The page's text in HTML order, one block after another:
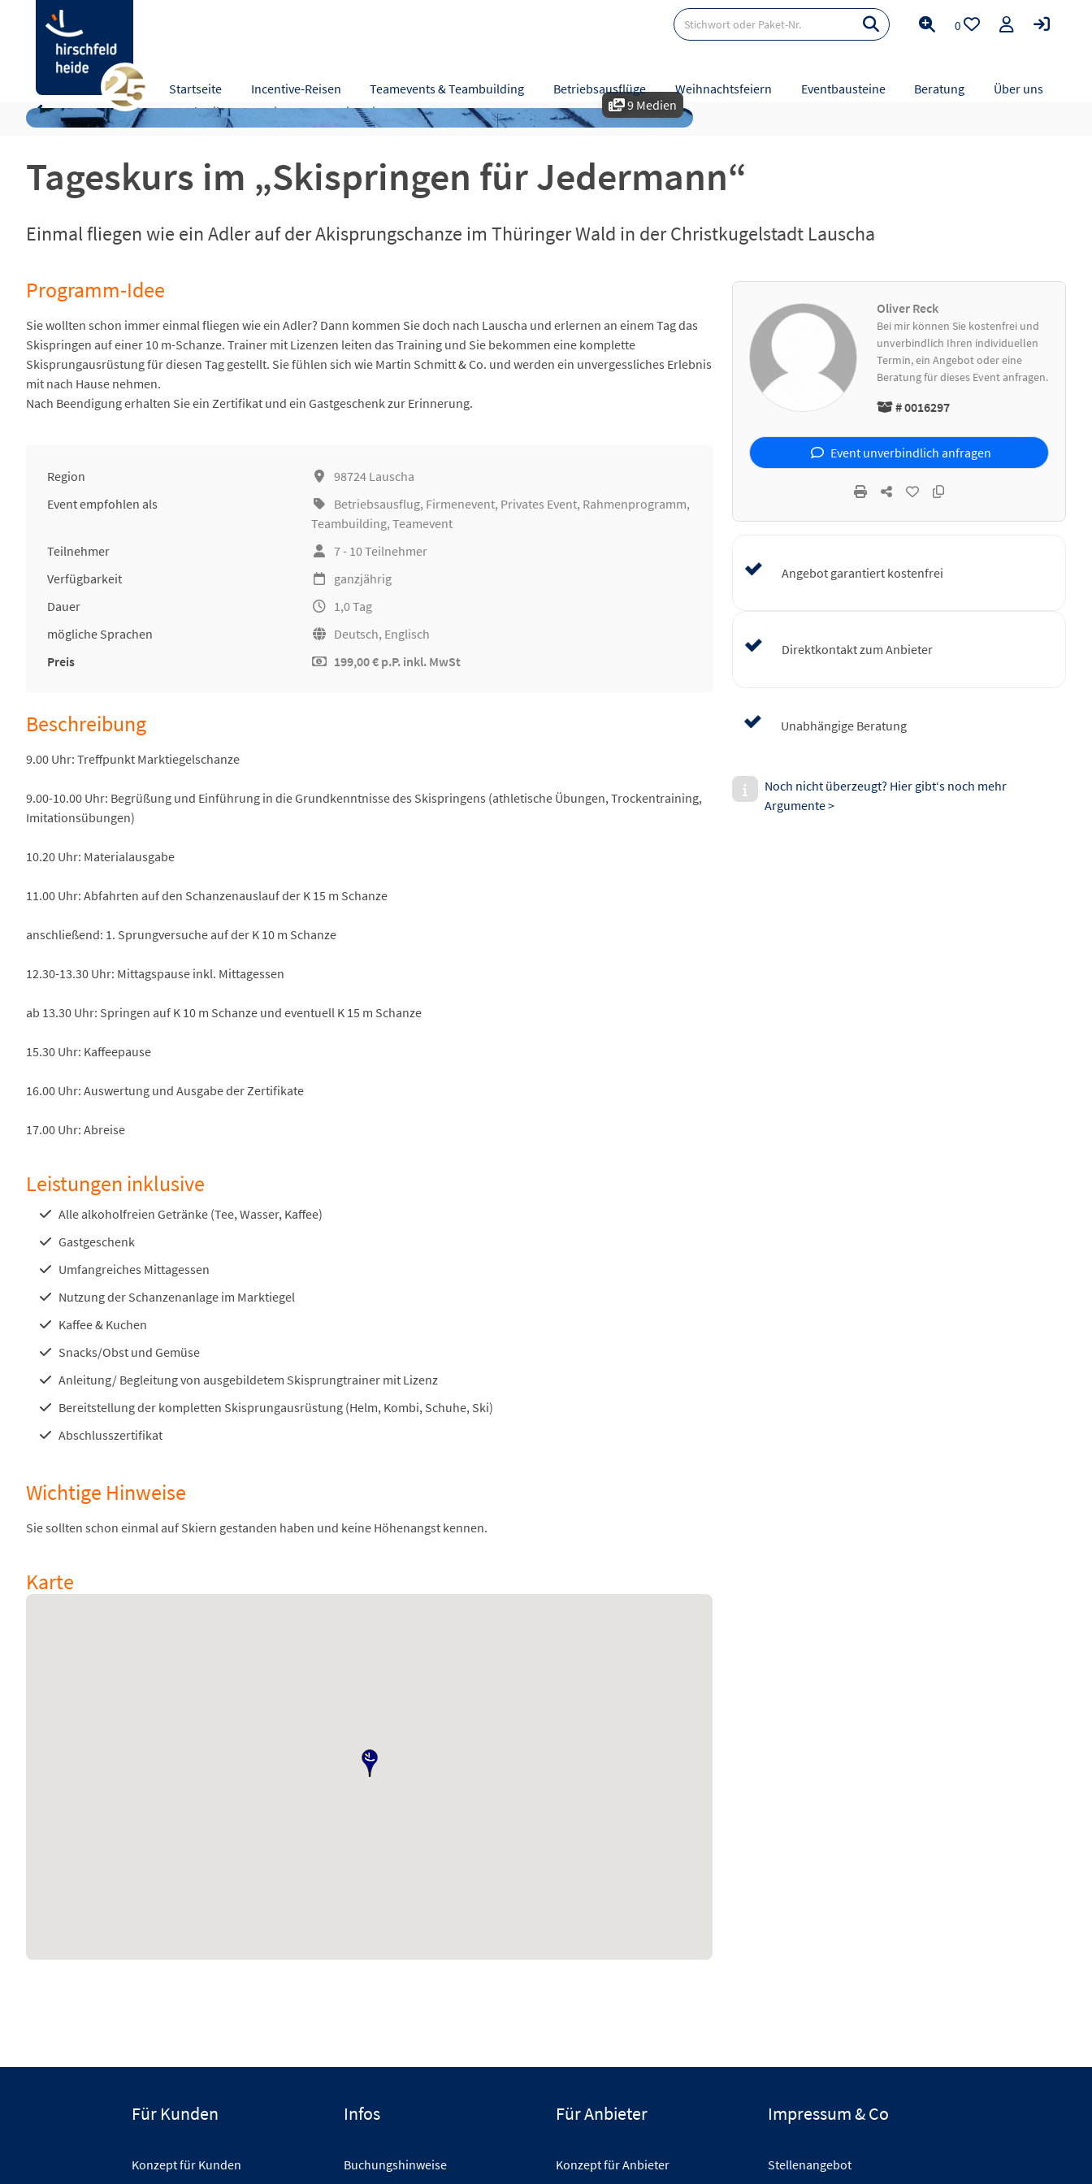
Startseite Incentive-Reisen Teamevents & Teambuilding Betriebsausflüge Weihnachtsfeiern Eventbausteine Beratung Über uns
0
9 Medien
Tageskurs im „Skispringen für Jedermann“
Einmal fliegen wie ein Adler auf der Akisprungschanze im Thüringer Wald in der Christkugelstadt Lauscha
Tageskurs im „Skispringen für Jedermann“
Programm-Idee Beschreibung Leistungen Hinweise Karte
Programm-Idee
Sie wollten schon immer einmal fliegen wie ein Adler? Dann kommen Sie doch nach Lauscha und erlernen an einem Tag das
Skispringen auf einer 10 m-Schanze. Trainer mit Lizenzen leiten das Training und Sie bekommen eine komplette
Skisprungausrüstung für diesen Tag gestellt. Sie fühlen sich wie Martin Schmitt & Co. und werden ein unvergessliches Erlebnis
mit nach Hause nehmen.
Nach Beendigung erhalten Sie ein Zertifikat und ein Gastgeschenk zur Erinnerung.
Region
98724 Lauscha
Event empfohlen als
Betriebsausflug, Firmenevent, Privates Event, Rahmenprogramm,
Teambuilding, Teamevent
Teilnehmer
7 - 10 Teilnehmer
Verfügbarkeit
ganzjährig
Dauer
1,0 Tag
mögliche Sprachen
Deutsch, Englisch
Preis
199,00 € p.P. inkl. MwSt
Beschreibung
9.00 Uhr: Treffpunkt Marktiegelschanze
9.00-10.00 Uhr: Begrüßung und Einführung in die Grundkenntnisse des Skispringens (athletische Übungen, Trockentraining,
Imitationsübungen)
10.20 Uhr: Materialausgabe
11.00 Uhr: Abfahrten auf den Schanzenauslauf der K 15 m Schanze
anschließend: 1. Sprungversuche auf der K 10 m Schanze
12.30-13.30 Uhr: Mittagspause inkl. Mittagessen
ab 13.30 Uhr: Springen auf K 10 m Schanze und eventuell K 15 m Schanze
15.30 Uhr: Kaffeepause
16.00 Uhr: Auswertung und Ausgabe der Zertifikate
17.00 Uhr: Abreise
Leistungen inklusive
Alle alkoholfreien Getränke (Tee, Wasser, Kaffee)
Gastgeschenk
Umfangreiches Mittagessen
Nutzung der Schanzenanlage im Marktiegel
Kaffee & Kuchen
Snacks/Obst und Gemüse
Anleitung/ Begleitung von ausgebildetem Skisprungtrainer mit Lizenz
Bereitstellung der kompletten Skisprungausrüstung (Helm, Kombi, Schuhe, Ski)
Abschlusszertifikat
Wichtige Hinweise
Sie sollten schon einmal auf Skiern gestanden haben und keine Höhenangst kennen.
Karte
Oliver Reck
Bei mir können Sie kostenfrei und
unverbindlich Ihren individuellen
Termin, ein Angebot oder eine
Beratung für dieses Event anfragen.
# 0016297
Event unverbindlich anfragen
Angebot garantiert kostenfrei
Direktkontakt zum Anbieter
Unabhängige Beratung
Noch nicht überzeugt? Hier gibt‘s noch mehr
Argumente >
Für Kunden
Konzept für Kunden
Infos
Buchungshinweise
Für Anbieter
Konzept für Anbieter
Impressum & Co
Stellenangebot